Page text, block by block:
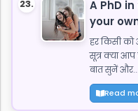
23.
A PhD
your
हर किसी
सूत्र क्या
बात सुनें और...
Read